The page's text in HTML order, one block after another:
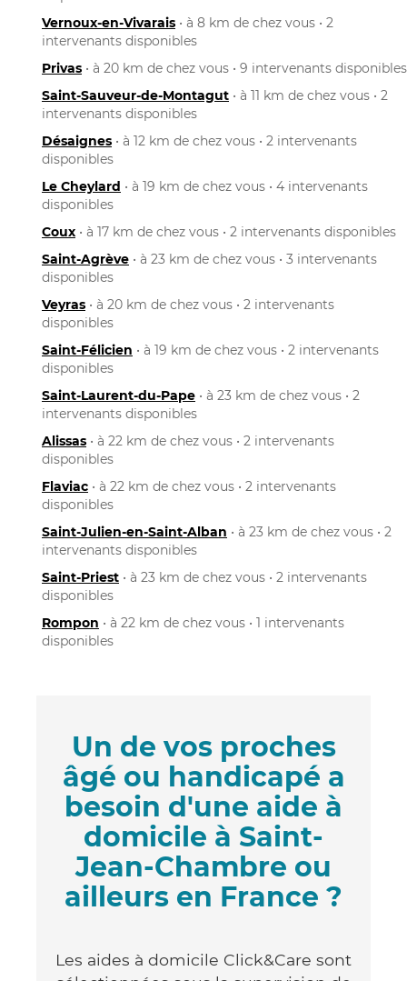
Vernoux-en-Vivarais • à 8 km de chez vous • 2
intervenants disponibles
Privas • à 20 km de chez vous • 9 intervenants disponibles
Saint-Sauveur-de-Montagut • à 11 km de chez vous • 2
intervenants disponibles
Désaignes • à 12 km de chez vous • 2 intervenants
disponibles
Le Cheylard • à 19 km de chez vous • 4 intervenants
disponibles
Coux • à 17 km de chez vous • 2 intervenants disponibles
Saint-Agrève • à 23 km de chez vous • 3 intervenants
disponibles
Veyras • à 20 km de chez vous • 2 intervenants
disponibles
Saint-Félicien • à 19 km de chez vous • 2 intervenants
disponibles
Saint-Laurent-du-Pape • à 23 km de chez vous • 2
intervenants disponibles
Alissas • à 22 km de chez vous • 2 intervenants
disponibles
Flaviac • à 22 km de chez vous • 2 intervenants
disponibles
Saint-Julien-en-Saint-Alban • à 23 km de chez vous • 2
intervenants disponibles
Saint-Priest • à 23 km de chez vous • 2 intervenants
disponibles
Rompon • à 22 km de chez vous • 1 intervenants
disponibles
Un de vos proches
âgé ou handicapé a
besoin d'une aide à
domicile à Saint-
Jean-Chambre ou
ailleurs en France ?
Les aides à domicile Click&Care sont